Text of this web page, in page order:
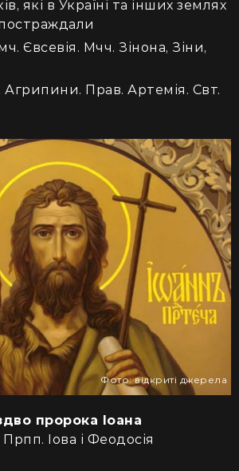
які в Україні та інших землях
постраждали
Євсевія. Мчч. Зінона, Зіни,
Прав. Артемія. Свт.
Фото: відкриті джерела
пророка Іоана
Прпп. Іова і Феодосія